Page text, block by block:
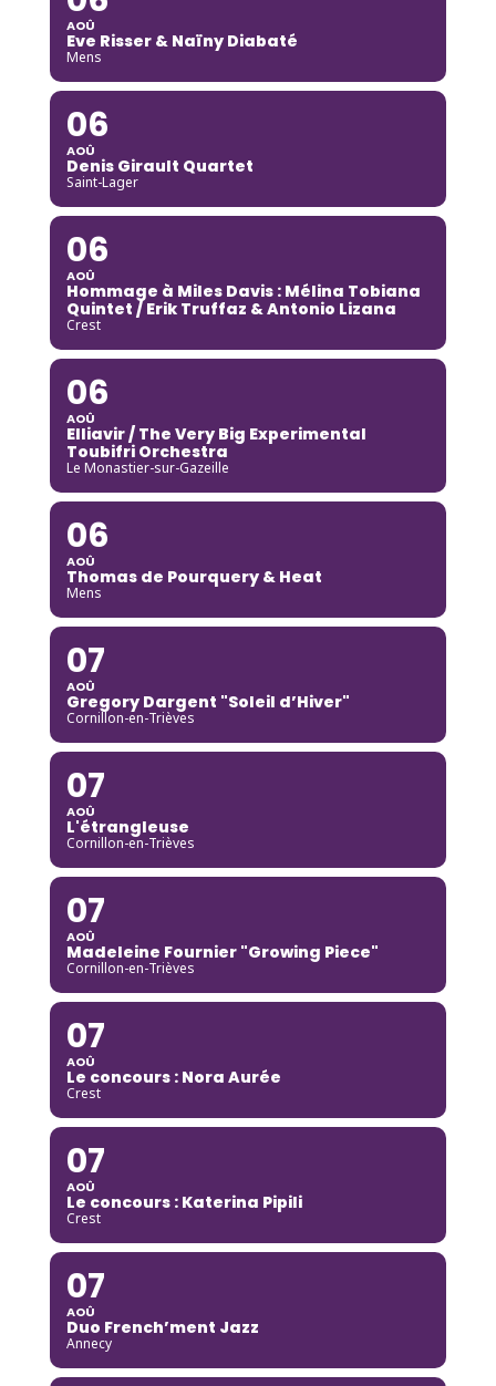
AOÛ
Eve Risser & Naïny Diabaté
Mens
06
AOÛ
Denis Girault Quartet
Saint-Lager
06
AOÛ
Hommage à Miles Davis : Mélina Tobiana
Quintet / Erik Truffaz & Antonio Lizana
Crest
06
AOÛ
Elliavir / The Very Big Experimental
Toubifri Orchestra
Le Monastier-sur-Gazeille
06
AOÛ
Thomas de Pourquery & Heat
Mens
07
AOÛ
Gregory Dargent "Soleil d’Hiver"
Cornillon-en-Trièves
07
AOÛ
L'étrangleuse
Cornillon-en-Trièves
07
AOÛ
Madeleine Fournier "Growing Piece"
Cornillon-en-Trièves
07
AOÛ
Le concours : Nora Aurée
Crest
07
AOÛ
Le concours : Katerina Pipili
Crest
07
AOÛ
Duo French’ment Jazz
Annecy